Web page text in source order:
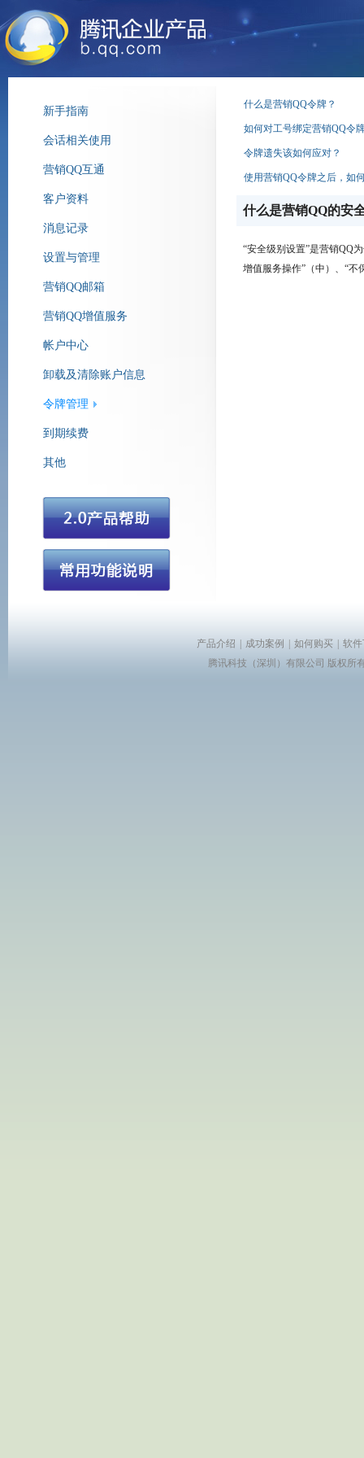
新手指南
会话相关使用
营销QQ互通
客户资料
消息记录
设置与管理
营销QQ邮箱
营销QQ增值服务
帐户中心
卸载及清除账户信息
令牌管理
到期续费
其他
什么是营销QQ令牌？
如何对工号绑定营销QQ令
令牌遗失该如何应对？
使用营销QQ令牌之后，如
什么是营销QQ的安
“安全级别设置”是营销QQ
增值服务操作”（中）、“不
产品介绍 成功案例 如何购买
软
腾讯科技（深圳）有限公司 版权所